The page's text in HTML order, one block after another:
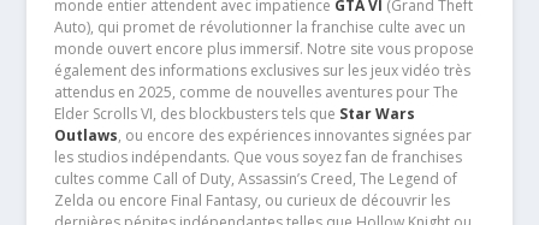
monde entier attendent avec impatience GTA VI (Grand Theft
Auto), qui promet de révolutionner la franchise culte avec un
monde ouvert encore plus immersif. Notre site vous propose
également des informations exclusives sur les jeux vidéo très
attendus en 2025, comme de nouvelles aventures pour The
Elder Scrolls VI, des blockbusters tels que Star Wars
Outlaws, ou encore des expériences innovantes signées par
les studios indépendants. Que vous soyez fan de franchises
cultes comme Call of Duty, Assassin’s Creed, The Legend of
Zelda ou encore Final Fantasy, ou curieux de découvrir les